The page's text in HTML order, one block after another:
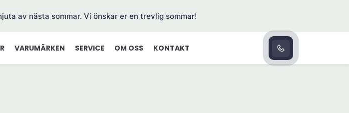
av nästa sommar. Vi önskar er en trevlig sommar!
VARUMÄRKEN SERVICE OM OSS KONTAKT